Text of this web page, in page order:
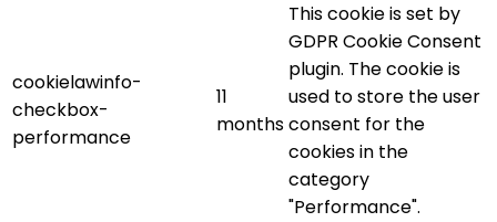
cookielawinfo-
checkbox-
performance
11
months
This cookie is set by
GDPR Cookie Consent
plugin. The cookie is
used to store the user
consent for the
cookies in the
category
"Performance".